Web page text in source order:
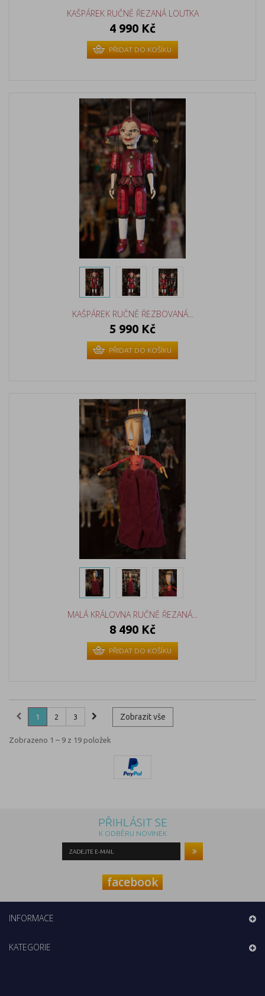
KAŠPÁREK RUČNĚ ŘEZANÁ LOUTKA
4 990 Kč
PŘIDAT DO KOŠÍKU
KAŠPÁREK RUČNĚ ŘEZBOVANÁ...
5 990 Kč
PŘIDAT DO KOŠÍKU
MALÁ KRÁLOVNA RUČNĚ ŘEZANÁ...
8 490 Kč
PŘIDAT DO KOŠÍKU
Zobrazit vše
1 2 3
Zobrazeno 1 – 9 z 19 položek
PŘIHLÁSIT SE
K ODBĚRU NOVINEK
facebook
INFORMACE
KATEGORIE